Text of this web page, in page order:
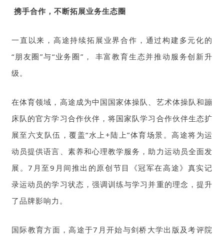
携手合作，不断拓展业务生态圈
一直以来，高途持续拓展业界合作，通过构建多元化的
“朋友圈”与“业务圈”， 丰富教育生态并推动服务创新升
级。
在体育领域，高途成为中国国家体操队、艺术体操队和蹦
床队的官方学习合作伙伴，将国家队学习合作伙伴生态扩
展至六支队伍，覆盖“水上+陆上”体育场景。高途将为运
动员提供语言、素养和心理教学服务，助力运动员全面发
展。7月至9月间推出的原创节目《冠军在高途》真实记
录运动员的学习状态，强调训练与学习并重的理念，提升
了品牌影响力。
国际教育方面，高途于7月开始与剑桥大学出版及考评院